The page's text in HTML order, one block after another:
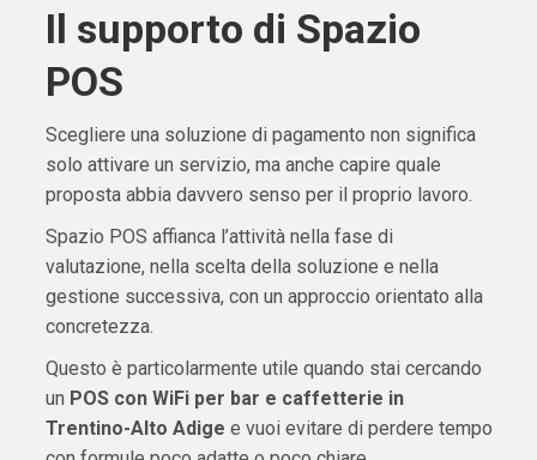
Il supporto di Spazio
POS
Scegliere una soluzione di pagamento non significa
solo attivare un servizio, ma anche capire quale
proposta abbia davvero senso per il proprio lavoro.
Spazio POS affianca l’attività nella fase di
valutazione, nella scelta della soluzione e nella
gestione successiva, con un approccio orientato alla
concretezza.
Questo è particolarmente utile quando stai cercando
un POS con WiFi per bar e caffetterie in
Trentino-Alto Adige e vuoi evitare di perdere tempo